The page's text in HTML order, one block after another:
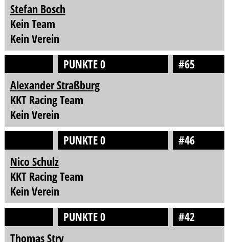
Stefan Bosch
Kein Team
Kein Verein
PUNKTE 0
#65
Alexander Straßburg
KKT Racing Team
Kein Verein
PUNKTE 0
#46
Nico Schulz
KKT Racing Team
Kein Verein
PUNKTE 0
#42
Thomas Stry